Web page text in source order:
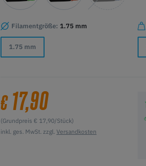
Filamentgröße: 1.75 mm
1.75 mm
€ 17,90
(Grundpreis € 17,90/Stück)
inkl. ges. MwSt. zzgl. Versandkosten